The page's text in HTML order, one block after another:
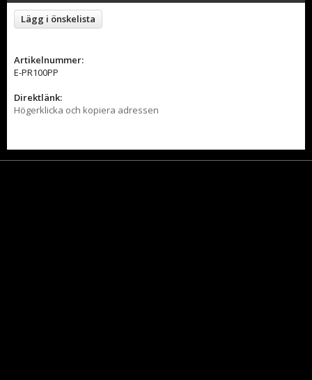
Lägg i önskelista
Artikelnummer:
E-PR100PP
Direktlänk:
Högerklicka och kopiera adressen